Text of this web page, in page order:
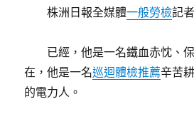
株洲日報全媒體一般勞檢記
已經，他是一名鐵血赤忱、
在，他是一名巡迴體檢推薦辛苦
的電力人。